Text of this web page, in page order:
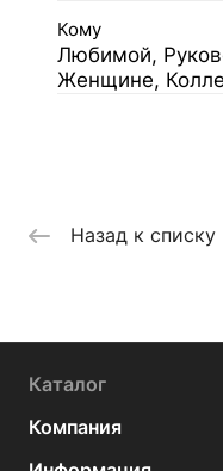
Кому
Любимой,
Женщине,
Назад к списку
Каталог
Компания